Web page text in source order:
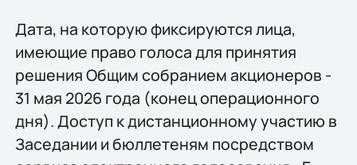
Дата, на которую фиксируются лица,
имеющие право голоса для принятия
решения Общим собранием акционеров -
31 мая 2026 года (конец операционного
дня). Доступ к дистанционному участию в
Заседании и бюллетеням посредством